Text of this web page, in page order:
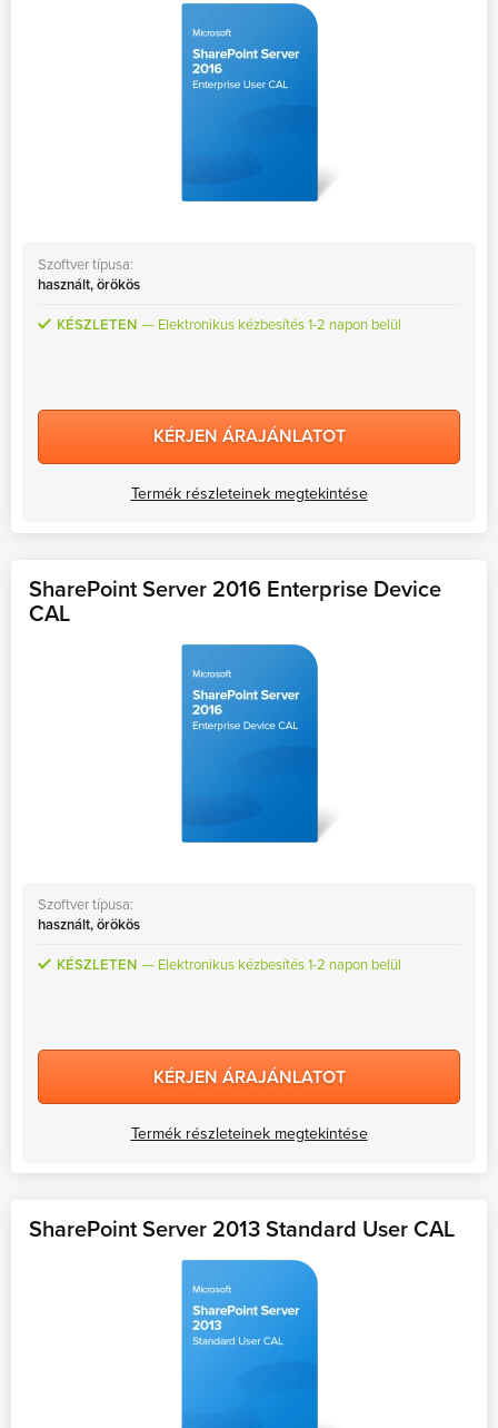
Szoftver típusa:
használt, örökös
KÉSZLETEN Elektronikus kézbesítés 1-2 napon belül
KÉRJEN ÁRAJÁNLATOT
Termék részleteinek megtekintése
SharePoint Server 2016 Enterprise Device
CAL
Szoftver típusa:
használt, örökös
KÉSZLETEN Elektronikus kézbesítés 1-2 napon belül
KÉRJEN ÁRAJÁNLATOT
Termék részleteinek megtekintése
SharePoint Server 2013 Standard User CAL